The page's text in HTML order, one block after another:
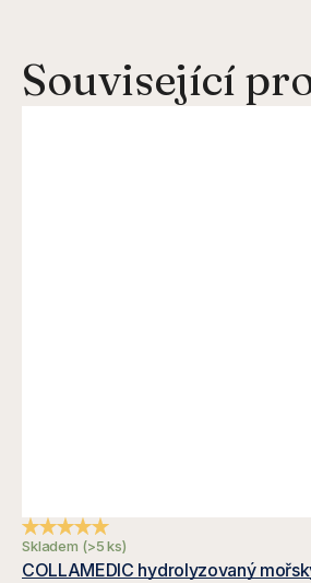
Související
COLLAMEDIC hydrolyzovaný
Průměrné hodnocení produktu je 4,8 z 5
Skladem (>5 ks)